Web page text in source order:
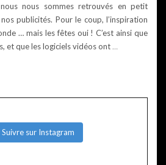
nous sommes retrouvés en petit
publicités. Pour le coup, l’inspiration
… mais les fêtes oui ! C’est ainsi que
et que les logiciels vidéos ont …
Suivre sur Instagram